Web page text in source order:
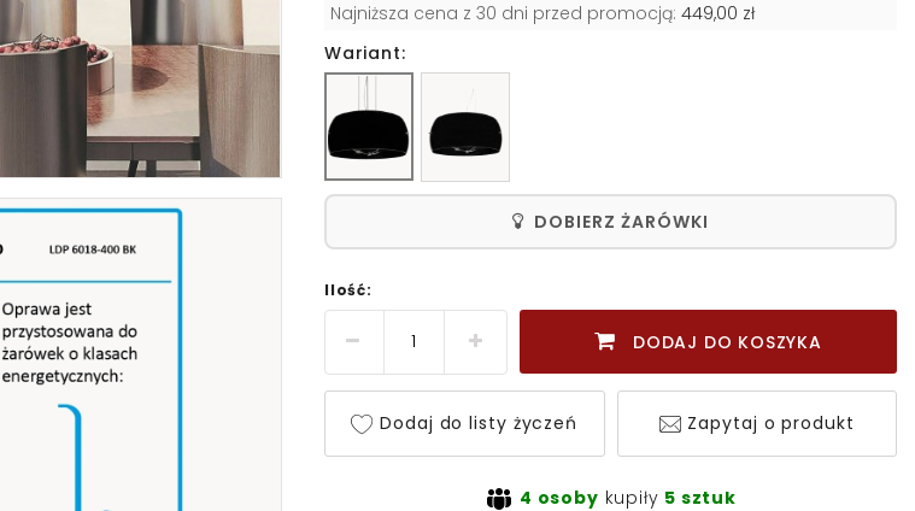
Najniższa cena z 30 dni przed promocją: 449,00 zł
Wariant:
DOBIERZ ŻARÓWKI
Ilość:
DODAJ DO KOSZYKA
Dodaj do listy życzeń Zapytaj o produkt
4 osoby kupiły 5 sztuk